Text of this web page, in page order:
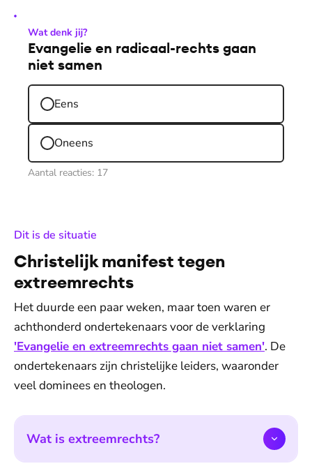
Wat denk jij?
Evangelie en radicaal-rechts gaan
niet samen
Eens
Oneens
Aantal reacties: 17
Dit is de situatie
Christelijk manifest tegen
extreemrechts
Het duurde een paar weken, maar toen waren er
achthonderd ondertekenaars voor de verklaring
'Evangelie en extreemrechts gaan niet samen'. De
ondertekenaars zijn christelijke leiders, waaronder
veel dominees en theologen.
Wat is extreemrechts?